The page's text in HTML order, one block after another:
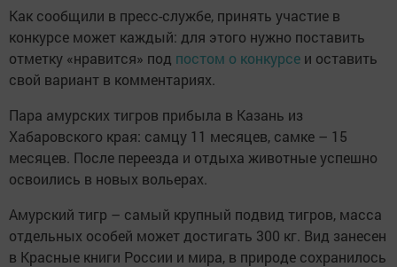
Как сообщили в пресс-службе, принять участие в
конкурсе может каждый: для этого нужно поставить
отметку «нравится» под постом о конкурсе и оставить
свой вариант в комментариях.
Пара амурских тигров прибыла в Казань из
Хабаровского края: самцу 11 месяцев, самке – 15
месяцев. После переезда и отдыха животные успешно
освоились в новых вольерах.
Амурский тигр – самый крупный подвид тигров, масса
отдельных особей может достигать 300 кг. Вид занесен
в Красные книги России и мира, в природе сохранилось